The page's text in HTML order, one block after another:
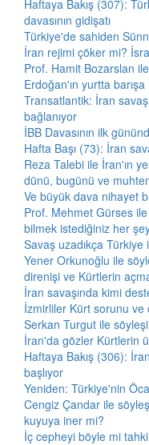
Haftaya Bakış (307):
davasının gidişatı
Türkiye'de sahiden
İran rejimi çöker mi?
Prof. Hamit Bozarslan
Erdoğan'ın yurtta
Transatlantik: İran
bağlanıyor
İBB Davasının ilk
Hafta Başı (73): İran
Reza Talebi ile İran'ın
dünü, bugünü ve
Ve büyük dava nihayet
Prof. Mehmet Gürses
bilmek istediğiniz her
Savaş uzadıkça Türkiye
Yener Orkunoğlu ile
direnişi ve Kürtlerin
İran savaşında kimi
İzmirliler Kürt sorunu ve
Serkan Turgut ile söyleşi
İran'da gözler Kürtlerin
Haftaya Bakış (306):
başlıyor
Yeniden: Türkiye'nin
Cengiz Çandar ile
kuyuya iner mi?
İç cepheyi böyle mi